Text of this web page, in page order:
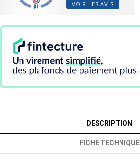
VOIR LES AVIS
DESCRIPTION
FICHE TECHNIQUE